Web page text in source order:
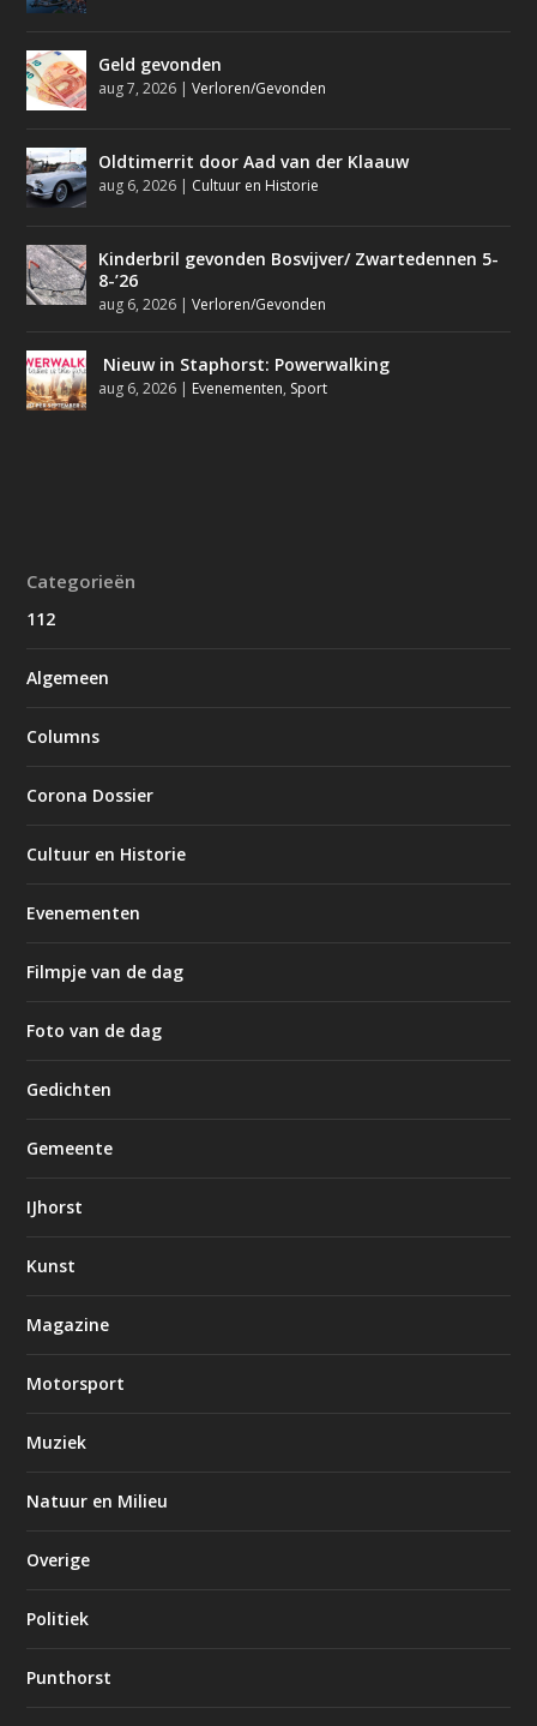
Geld gevonden
aug 7, 2026 |Verloren/Gevonden
Oldtimerrit door Aad van der Klaauw
aug 6, 2026 | Cultuur en Historie
Kinderbril gevonden Bosvijver/ Zwartedennen 5-
8-’26
aug 6, 2026 |Verloren/Gevonden
Nieuw in Staphorst: Powerwalking
aug 6, 2026 | Evenementen, Sport
Categorieën
112
Algemeen
Columns
Corona Dossier
Cultuur en Historie
Evenementen
Filmpje van de dag
Foto van de dag
Gedichten
Gemeente
IJhorst
Kunst
Magazine
Motorsport
Muziek
Natuur en Milieu
Overige
Politiek
Punthorst